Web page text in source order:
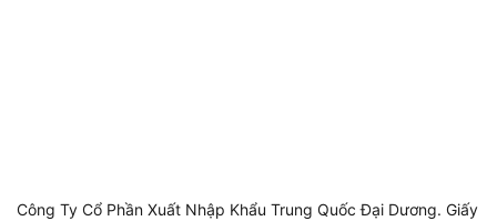
Công Ty Cổ Phần Xuất Nhập Khẩu Trung Quốc Đại Dương. Giấy